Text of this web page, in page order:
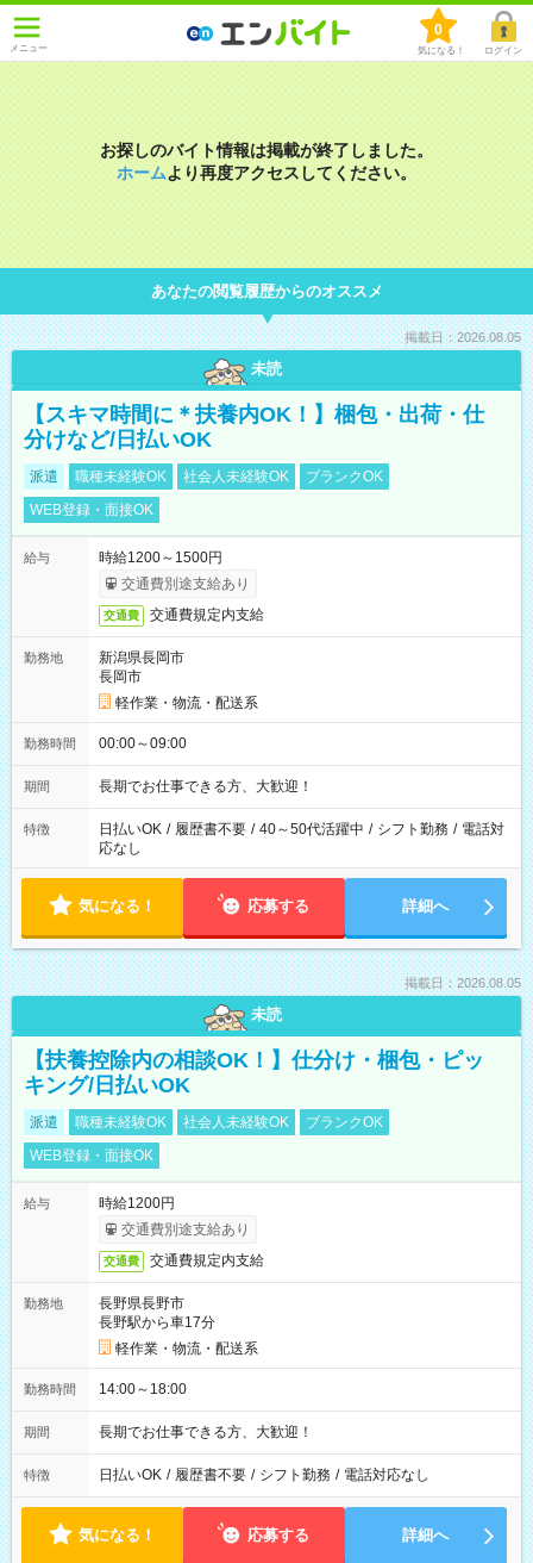
メニュー
0
気になる！ ログイン
お探しのバイト情報は掲載が終了しました。
ホームより再度アクセスしてください。
あなたの閲覧履歴からのオススメ
掲載日：2026.08.05
未読
【スキマ時間に＊扶養内OK！】梱包・出荷・仕
分けなど/日払いOK
派遣 職種未経験OK 社会人未経験OK
ブランクOK
WEB登録・面接OK
給与
時給1200～1500円
交通費別途支給あり
交通費 交通費規定内支給
勤務地
新潟県長岡市
長岡市
軽作業・物流・配送系
勤務時間 00:00～09:00
期間 長期でお仕事できる方、大歓迎！
特徴 日払いOK / 履歴書不要 / 40～50代活躍中 / シフト勤務 / 電話対
応なし
気になる！ 応募する 詳細へ
掲載日：2026.08.05
未読
【扶養控除内の相談OK！】仕分け・梱包・ピッ
キング/日払いOK
派遣 職種未経験OK 社会人未経験OK
ブランクOK
WEB登録・面接OK
給与
時給1200円
交通費別途支給あり
交通費 交通費規定内支給
勤務地
長野県長野市
長野駅から車17分
軽作業・物流・配送系
勤務時間 14:00～18:00
期間 長期でお仕事できる方、大歓迎！
特徴 日払いOK / 履歴書不要 / シフト勤務 / 電話対応なし
気になる！ 応募する 詳細へ